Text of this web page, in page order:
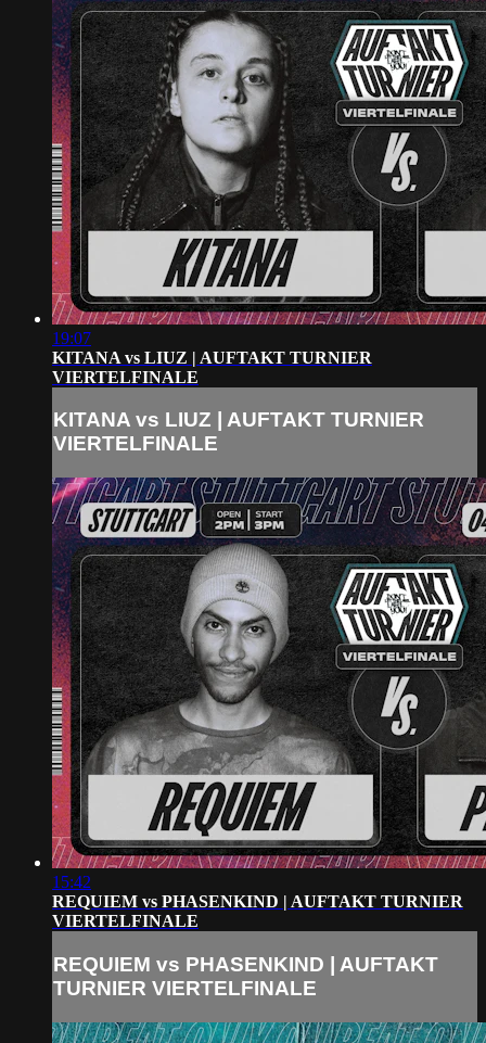
19:07
KITANA vs LIUZ | AUFTAKT TURNIER
VIERTELFINALE
KITANA vs LIUZ | AUFTAKT TURNIER
VIERTELFINALE
15:42
REQUIEM vs PHASENKIND | AUFTAKT TURNIER
VIERTELFINALE
REQUIEM vs PHASENKIND | AUFTAKT
TURNIER VIERTELFINALE